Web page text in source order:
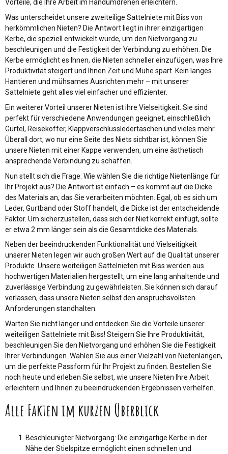
Vorteile, die Ihre Arbeit im Handumdrehen erleichtern.
Was unterscheidet unsere zweiteilige Sattelniete mit Biss von
herkömmlichen Nieten? Die Antwort liegt in ihrer einzigartigen
Kerbe, die speziell entwickelt wurde, um den Nietvorgang zu
beschleunigen und die Festigkeit der Verbindung zu erhöhen. Die
Kerbe ermöglicht es Ihnen, die Nieten schneller einzufügen, was Ihre
Produktivität steigert und Ihnen Zeit und Mühe spart. Kein langes
Hantieren und mühsames Ausrichten mehr – mit unserer
Sattelniete geht alles viel einfacher und effizienter.
Ein weiterer Vorteil unserer Nieten ist ihre Vielseitigkeit. Sie sind
perfekt für verschiedene Anwendungen geeignet, einschließlich
Gürtel, Reisekoffer, Klappverschlussledertaschen und vieles mehr.
Überall dort, wo nur eine Seite des Niets sichtbar ist, können Sie
unsere Nieten mit einer Kappe verwenden, um eine ästhetisch
ansprechende Verbindung zu schaffen.
Nun stellt sich die Frage: Wie wählen Sie die richtige Nietenlänge für
Ihr Projekt aus? Die Antwort ist einfach – es kommt auf die Dicke
des Materials an, das Sie verarbeiten möchten. Egal, ob es sich um
Leder, Gurtband oder Stoff handelt, die Dicke ist der entscheidende
Faktor. Um sicherzustellen, dass sich der Niet korrekt einfügt, sollte
er etwa 2 mm länger sein als die Gesamtdicke des Materials.
Neben der beeindruckenden Funktionalität und Vielseitigkeit
unserer Nieten legen wir auch großen Wert auf die Qualität unserer
Produkte. Unsere weiteiligen Sattelnieten mit Biss werden aus
hochwertigen Materialien hergestellt, um eine lang anhaltende und
zuverlässige Verbindung zu gewährleisten. Sie können sich darauf
verlassen, dass unsere Nieten selbst den anspruchsvollsten
Anforderungen standhalten.
Warten Sie nicht länger und entdecken Sie die Vorteile unserer
weiteiligen Sattelniete mit Biss! Steigern Sie Ihre Produktivität,
beschleunigen Sie den Nietvorgang und erhöhen Sie die Festigkeit
Ihrer Verbindungen. Wählen Sie aus einer Vielzahl von Nietenlängen,
um die perfekte Passform für Ihr Projekt zu finden. Bestellen Sie
noch heute und erleben Sie selbst, wie unsere Nieten Ihre Arbeit
erleichtern und Ihnen zu beeindruckenden Ergebnissen verhelfen.
Alle Fakten im kurzen Überblick
Beschleunigter Nietvorgang: Die einzigartige Kerbe in der
Nähe der Stielspitze ermöglicht einen schnellen und